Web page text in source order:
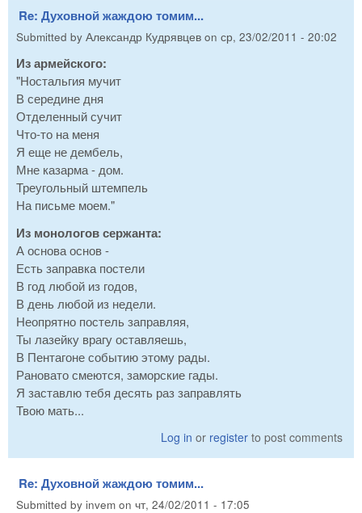
Re: Духовной жаждою томим...
Submitted by Александр Кудрявцев on ср, 23/02/2011 - 20:02
Из армейского:
"Ностальгия мучит
В середине дня
Отделенный сучит
Что-то на меня
Я еще не дембель,
Мне казарма - дом.
Треугольный штемпель
На письме моем."
Из монологов сержанта:
А основа основ -
Есть заправка постели
В год любой из годов,
В день любой из недели.
Неопрятно постель заправляя,
Ты лазейку врагу оставляешь,
В Пентагоне событию этому рады.
Рановато смеются, заморские гады.
Я заставлю тебя десять раз заправлять
Твою мать...
Log in or register to post comments
Re: Духовной жаждою томим...
Submitted by invem on чт, 24/02/2011 - 17:05